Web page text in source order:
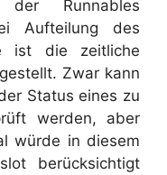
der Runnables
Aufteilung des
ist die zeitliche
Zwar kann
Status eines zu
werden, aber
würde in diesem
berücksichtigt